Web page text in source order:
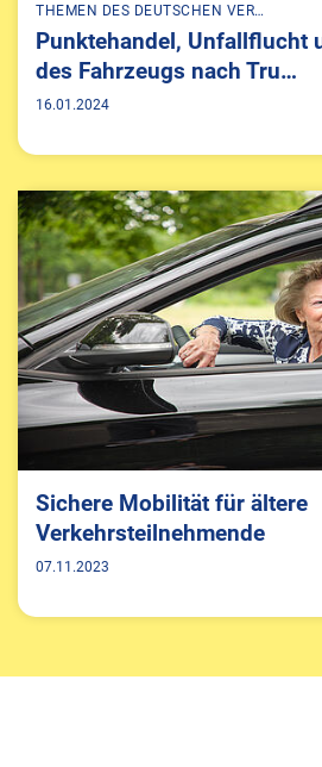
THEMEN DES DEUTSCHEN VER…
Punktehandel, Unfallflucht
des Fahrzeugs nach Tru…
16.01.2024
Sichere Mobilität für ältere
Verkehrsteilnehmende
07.11.2023